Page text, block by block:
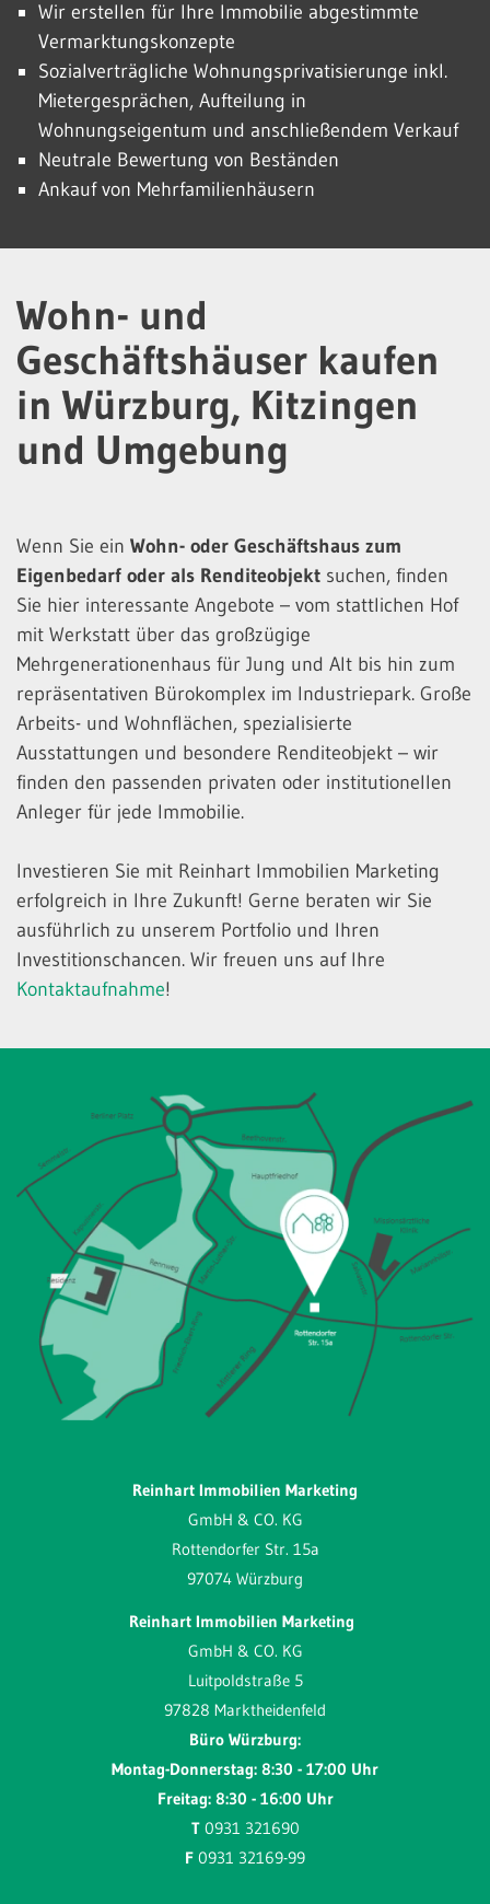
Wir erstellen für Ihre Immobilie abgestimmte
Vermarktungskonzepte
Sozialverträgliche Wohnungsprivatisierunge inkl.
Mietergesprächen, Aufteilung in
Wohnungseigentum und anschließendem Verkauf
Neutrale Bewertung von Beständen
Ankauf von Mehrfamilienhäusern
Wohn- und
Geschäftshäuser kaufen
in Würzburg, Kitzingen
und Umgebung
Wenn Sie ein Wohn- oder Geschäftshaus zum
Eigenbedarf oder als Renditeobjekt suchen, finden
Sie hier interessante Angebote – vom stattlichen Hof
mit Werkstatt über das großzügige
Mehrgenerationenhaus für Jung und Alt bis hin zum
repräsentativen Bürokomplex im Industriepark. Große
Arbeits- und Wohnflächen, spezialisierte
Ausstattungen und besondere Renditeobjekt – wir
finden den passenden privaten oder institutionellen
Anleger für jede Immobilie.
Investieren Sie mit Reinhart Immobilien Marketing
erfolgreich in Ihre Zukunft! Gerne beraten wir Sie
ausführlich zu unserem Portfolio und Ihren
Investitionschancen. Wir freuen uns auf Ihre
Kontaktaufnahme!
Reinhart Immobilien Marketing
GmbH & CO. KG
Rottendorfer Str. 15a
97074 Würzburg
Reinhart Immobilien Marketing
GmbH & CO. KG
Luitpoldstraße 5
97828 Marktheidenfeld
Büro Würzburg:
Montag-Donnerstag: 8:30 - 17:00 Uhr
Freitag: 8:30 - 16:00 Uhr
T 0931 321690
F 0931 32169-99